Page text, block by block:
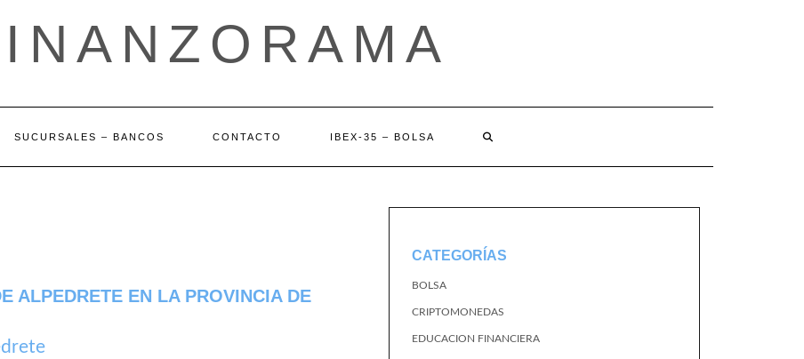
SUCURSALES – BANCOS CONTACTO IBEX-35 – BOLSA
ALPEDRETE EN LA PROVINCIA DE
CATEGORÍAS
BOLSA
CRIPTOMONEDAS
EDUCACION FINANCIERA